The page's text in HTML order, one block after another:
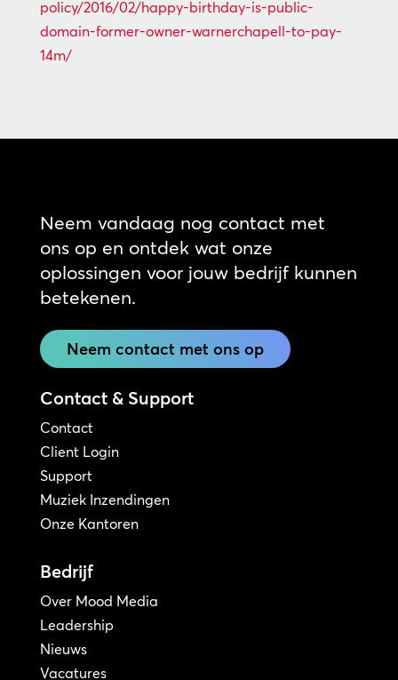
policy/2016/02/happy-birthday-is-public-
domain-former-owner-warnerchapell-to-pay-
14m/
Neem vandaag nog contact met
ons op en ontdek wat onze
oplossingen voor jouw bedrijf kunnen
betekenen.
Neem contact met ons op
Contact & Support
Contact
Client Login
Support
Muziek Inzendingen
Onze Kantoren
Bedrijf
Over Mood Media
Leadership
Nieuws
Vacatures